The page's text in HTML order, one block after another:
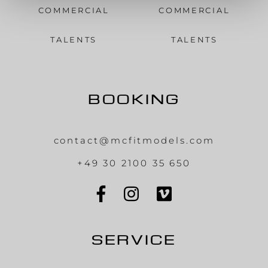
COMMERCIAL
TALENTS
COMMERCIAL
TALENTS
BOOKING
contact@mcfitmodels.com
+49 30 2100 35 650
SERVICE